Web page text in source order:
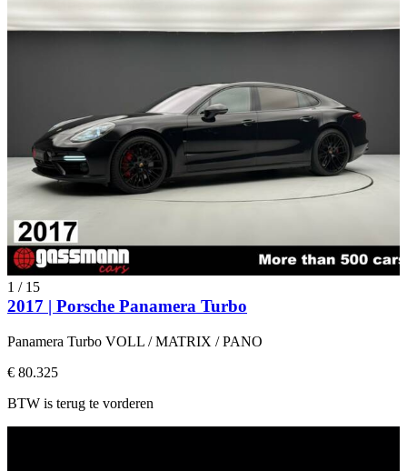
1 / 15
2017 | Porsche Panamera Turbo
Panamera Turbo VOLL / MATRIX / PANO
€ 80.325
BTW is terug te vorderen